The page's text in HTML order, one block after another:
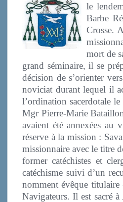
le
Barbe
Crosse.
mort de
grand séminaire, il se
décision de s’orienter
noviciat durant lequel il
l’ordination sacerdotale
Mgr Pierre-Marie
avaient été annexées au
réserve à la mission :
missionnaire avec le titre
former catéchistes et
catéchisme suivi d’un
nomment évêque titulaire
Navigateurs. Il est sacré